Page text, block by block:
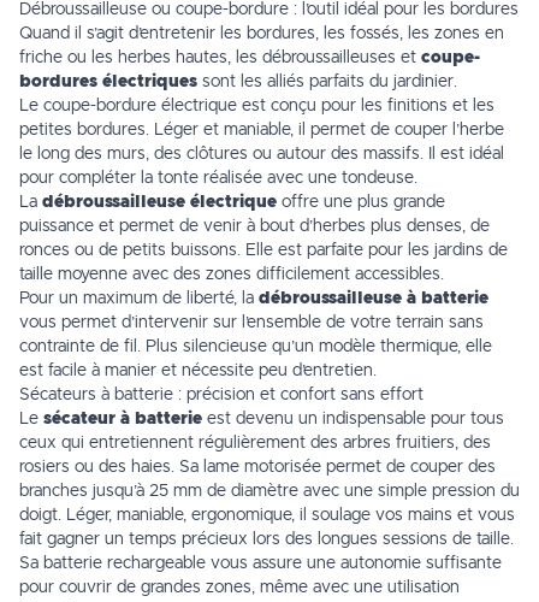
Débroussailleuse ou coupe-bordure : l’outil idéal pour les bordures
Quand il s’agit d’entretenir les bordures, les fossés, les zones en
friche ou les herbes hautes, les débroussailleuses et coupe-
bordures électriques sont les alliés parfaits du jardinier.
Le coupe-bordure électrique est conçu pour les finitions et les
petites bordures. Léger et maniable, il permet de couper l’herbe
le long des murs, des clôtures ou autour des massifs. Il est idéal
pour compléter la tonte réalisée avec une tondeuse.
La débroussailleuse électrique offre une plus grande
puissance et permet de venir à bout d’herbes plus denses, de
ronces ou de petits buissons. Elle est parfaite pour les jardins de
taille moyenne avec des zones difficilement accessibles.
Pour un maximum de liberté, la débroussailleuse à batterie
vous permet d’intervenir sur l’ensemble de votre terrain sans
contrainte de fil. Plus silencieuse qu’un modèle thermique, elle
est facile à manier et nécessite peu d’entretien.
Sécateurs à batterie : précision et confort sans effort
Le sécateur à batterie est devenu un indispensable pour tous
ceux qui entretiennent régulièrement des arbres fruitiers, des
rosiers ou des haies. Sa lame motorisée permet de couper des
branches jusqu’à 25 mm de diamètre avec une simple pression du
doigt. Léger, maniable, ergonomique, il soulage vos mains et vous
fait gagner un temps précieux lors des longues sessions de taille.
Sa batterie rechargeable vous assure une autonomie suffisante
pour couvrir de grandes zones, même avec une utilisation